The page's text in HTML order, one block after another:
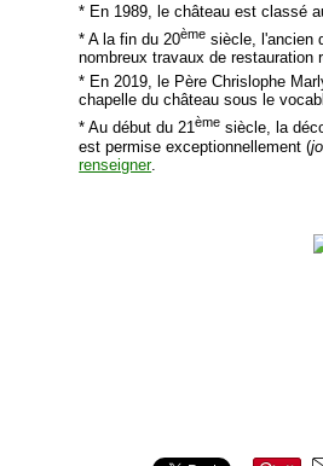
* En 1989, le château est classé
* A la fin du 20ème siècle, l'ancien
nombreux travaux de
* En 2019, le Père Chrislophe
chapelle du château sous le
* Au début du 21ème siècle, la
est permise exceptionnellement (
renseigner.